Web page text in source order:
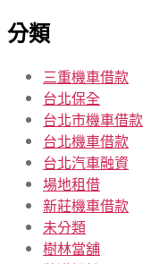
分類
三重機車借款
台北保全
台北市機車借款
台北機車借款
台北汽車融資
場地租借
新莊機車借款
未分類
樹林當舖